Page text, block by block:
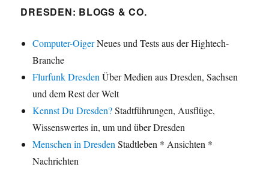
DRESDEN: BLOGS & CO.
Computer-OigerNeues und Tests aus der Hightech-
Branche
Flurfunk Dresden Über Medien aus Dresden, Sachsen
und dem Rest der Welt
Kennst Du Dresden?Stadtführungen, Ausflüge,
Wissenswertes in, um und über Dresden
Menschen in Dresden Stadtleben * Ansichten *
Nachrichten